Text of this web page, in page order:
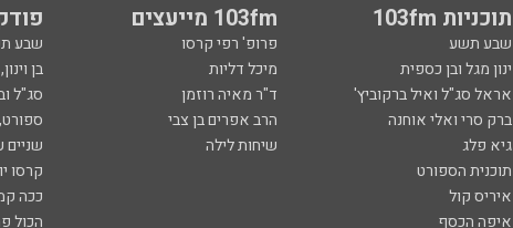
תוכניות 103fm 103fm מייעצים
שבע תשע פרופ' רפי קרסו שבע
ינון מגל ובן כספית
מיכל דליות בן
אראל סג"ל ואיל ברקוביץ'
ד"ר מאיה רוזמן סג"ל
ברק סרי ואלי אוחנה
הרב אפרים בן צבי
גיא פלג
שיחות לילה
תוכנית הספורט
קרסו
איריס קול
ככה
איפה הכסף
הכול